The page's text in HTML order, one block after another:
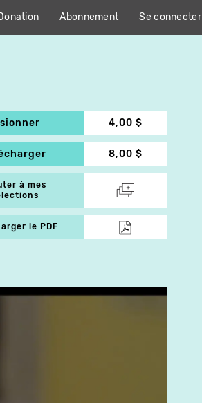
Abonnement Se connecter
4,00 $
8,00 $
à mes
le PDF